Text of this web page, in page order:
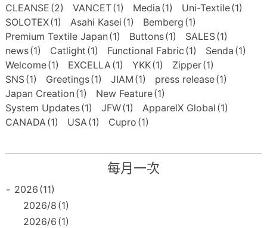
CLEANSE (2) VANCET(1) Media (1) Uni-Textile(1)
SOLOTEX(1) Asahi Kasei (1) Bemberg (1)
Premium Textile Japan (1) Buttons(1) SALES(1)
news(1) Catlight (1) Functional Fabric (1) Senda (1)
Welcome(1) EXCELLA(1) YKK(1) Zipper(1)
SNS(1) Greetings(1) JIAM (1) press release(1)
Japan Creation (1) New Feature(1)
System Updates(1) JFW(1) ApparelX Global (1)
CANADA(1) USA(1) Cupro (1)
每月一次
- 2026 (11)
2026/8 (1)
2026/6 (1)